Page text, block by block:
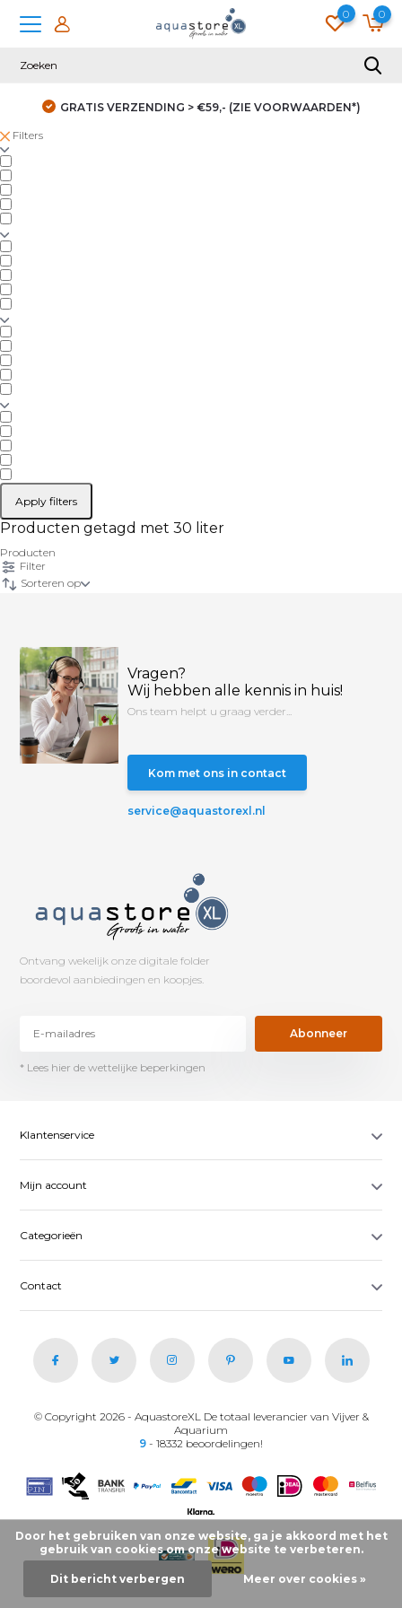
0 0
GRATIS VERZENDING > €59,- (ZIE VOORWAARDEN*)
Filters
Apply filters
Producten getagd met 30 liter
Producten
Filter
Sorteren op
Vragen?
Wij hebben alle kennis in huis!
Ons team helpt u graag verder...
Kom met ons in contact
service@aquastorexl.nl
Ontvang wekelijk onze digitale folder
boordevol aanbiedingen en koopjes.
Abonneer
* Lees hier de wettelijke beperkingen
Klantenservice
Mijn account
Categorieën
Contact
© Copyright 2026 - AquastoreXL De totaal leverancier van Vijver &
Aquarium
9 - 18332 beoordelingen!
Door het gebruiken van onze website, ga je akkoord met het
gebruik van cookies om onze website te verbeteren.
Dit bericht verbergen Meer over cookies »